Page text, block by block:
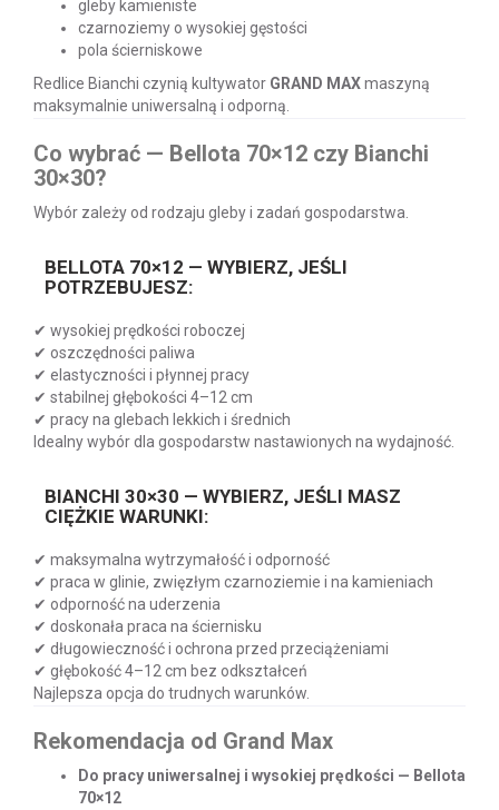
gleby kamieniste
czarnoziemy o wysokiej gęstości
pola ścierniskowe
Redlice Bianchi czynią kultywator GRAND MAXmaszyną
maksymalnie uniwersalną i odporną.
Co wybrać — Bellota 70×12 czy Bianchi
30×30?
Wybór zależy od rodzaju gleby i zadań gospodarstwa.
BELLOTA 70×12 — WYBIERZ, JEŚLI
POTRZEBUJESZ:
✔ wysokiej prędkości roboczej
✔ oszczędności paliwa
✔ elastyczności i płynnej pracy
✔ stabilnej głębokości 4–12 cm
✔ pracy na glebach lekkich i średnich
Idealny wybór dla gospodarstw nastawionych na wydajność.
BIANCHI 30×30 — WYBIERZ, JEŚLI MASZ
CIĘŻKIE WARUNKI:
✔ maksymalna wytrzymałość i odporność
✔ praca w glinie, zwięzłym czarnoziemie i na kamieniach
✔ odporność na uderzenia
✔ doskonała praca na ściernisku
✔ długowieczność i ochrona przed przeciążeniami
✔ głębokość 4–12 cm bez odkształceń
Najlepsza opcja do trudnych warunków.
Rekomendacja od Grand Max
Do pracy uniwersalnej i wysokiej prędkości — Bellota
70×12